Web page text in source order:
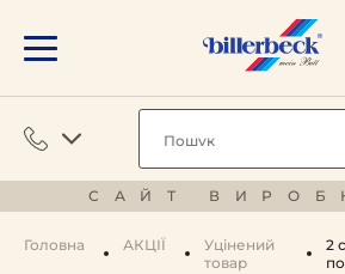
САЙТ
Головна АКЦІЇ
Уцінений
товар
2